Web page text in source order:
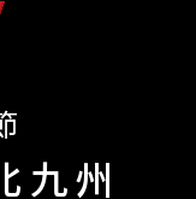
九州